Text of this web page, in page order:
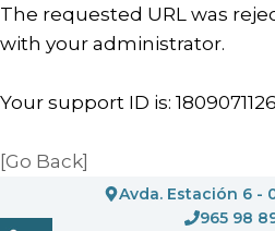
The requested URL was
with your administrator.
Your support ID is:
[Go Back]
al
Avda. Estación 6 -
965 98